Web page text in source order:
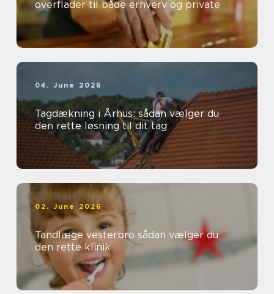
overflader til både erhverv og private
04. June 2026
Tagdækning i Århus: sådan vælger du
den rette løsning til dit tag
02. June 2026
Tandlæge vesterbro sådan vælger du
den rette klinik